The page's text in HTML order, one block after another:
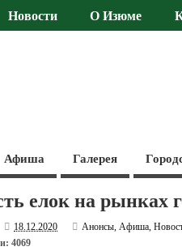
Новости О Изюме
Афиша Галерея
елок на рынках
18.12.2020 Анонсы,Афиша,
4069